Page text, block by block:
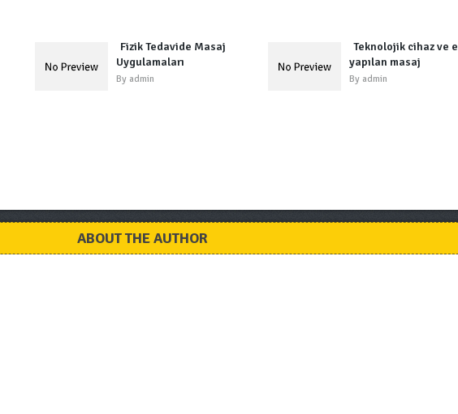
Fizik Tedavide Masaj
Uygulamaları
By admin
Teknolojik cihaz ve
yapılan masaj
By admin
ABOUT THE AUTHOR